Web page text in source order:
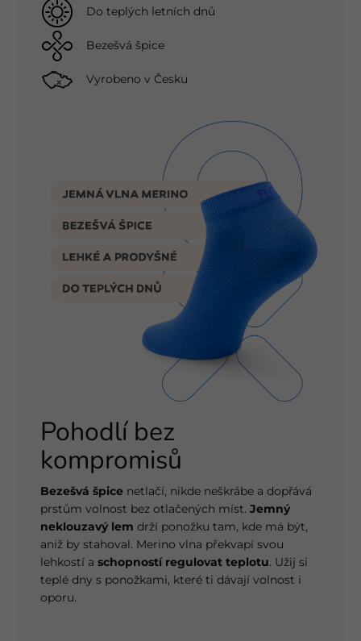
Do teplých letních dnů
Bezešvá špice
Vyrobeno v Česku
Pohodlí bez
kompromisů
Bezešvá špice netlačí, nikde neškrábe a dopřává
prstům volnost bez otlačených míst. Jemný
neklouzavý lem drží ponožku tam, kde má být,
aniž by stahoval. Merino vlna překvapí svou
lehkostí a schopností regulovat teplotu. Užij si
teplé dny s ponožkami, které ti dávají volnost i
oporu.